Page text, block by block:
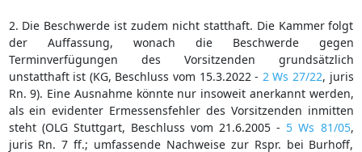
2. Die Beschwerde ist zudem nicht statthaft. Die Kammer folgt
der Auffassung, wonach die Beschwerde gegen
Terminverfügungen des Vorsitzenden grundsätzlich
unstatthaft ist (KG, Beschluss vom 15.3.2022 - 2 Ws 27/22, juris
Rn. 9). Eine Ausnahme könnte nur insoweit anerkannt werden,
als ein evidenter Ermessensfehler des Vorsitzenden inmitten
steht (OLG Stuttgart, Beschluss vom 21.6.2005 - 5 Ws 81/05,
juris Rn. 7 ff.; umfassende Nachweise zur Rspr. bei Burhoff,